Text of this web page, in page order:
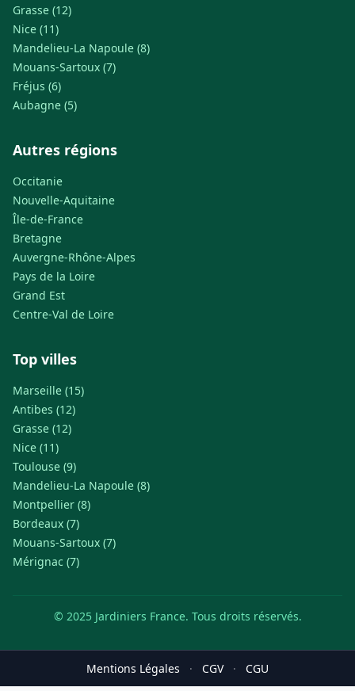
Grasse (12)
Nice (11)
Mandelieu-La Napoule (8)
Mouans-Sartoux (7)
Fréjus (6)
Aubagne (5)
Autres régions
Occitanie
Nouvelle-Aquitaine
Île-de-France
Bretagne
Auvergne-Rhône-Alpes
Pays de la Loire
Grand Est
Centre-Val de Loire
Top villes
Marseille (15)
Antibes (12)
Grasse (12)
Nice (11)
Toulouse (9)
Mandelieu-La Napoule (8)
Montpellier (8)
Bordeaux (7)
Mouans-Sartoux (7)
Mérignac (7)
© 2025 Jardiniers France. Tous droits réservés.
Mentions Légales · CGV · CGU